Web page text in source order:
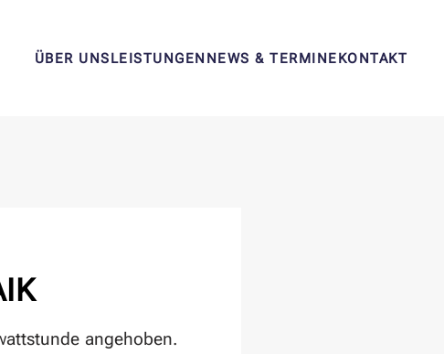
ÜBER UNSLEISTUNGEN NEWS & TERMINEKONTAKT
angehoben.